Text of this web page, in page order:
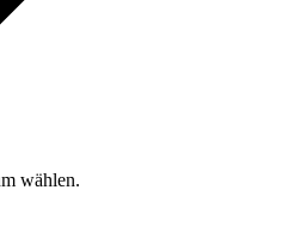
wählen.